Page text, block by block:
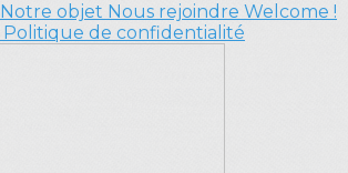
Notre objet Nous rejoindre Welcome !
Politique de confidentialité